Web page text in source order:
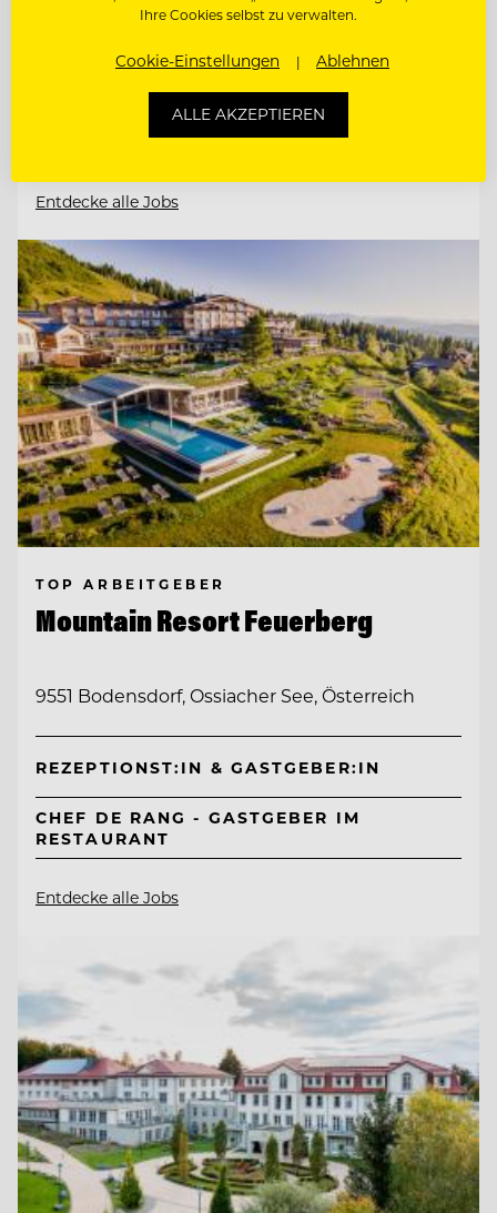
RESTAURANTLEITER (M/W/D)
RESTAURANTLEITER M/W/D
Entdecke alle Jobs
TOP ARBEITGEBER
Mountain Resort Feuerberg
9551 Bodensdorf, Ossiacher See, Österreich
REZEPTIONST:IN & GASTGEBER:IN
CHEF DE RANG - GASTGEBER IM
RESTAURANT
Entdecke alle Jobs
Ihre Cookies selbst zu verwalten.
Cookie-Einstellungen Ablehnen
ALLE AKZEPTIEREN